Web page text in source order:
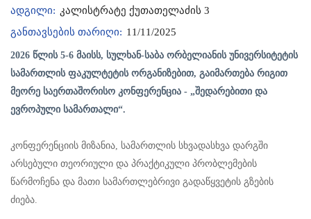
ადგილი: კალისტრატე ქუთათელაძის 3
განთავსების თარიღი: 11/11/2025
2026 წლის 5-6 მაისს, სულხან-საბა ორბელიანის უნივერსიტეტის
სამართლის ფაკულტეტის ორგანიზებით, გაიმართება რიგით
მეორე საერთაშორისო კონფერენცია - „შედარებითი და
ევროპული სამართალი“.
კონფერენციის მიზანია, სამართლის სხვადასხვა დარგში
არსებული თეორიული და პრაქტიკული პრობლემების
წარმოჩენა და მათი სამართლებრივი გადაწყვეტის გზების
ძიება.